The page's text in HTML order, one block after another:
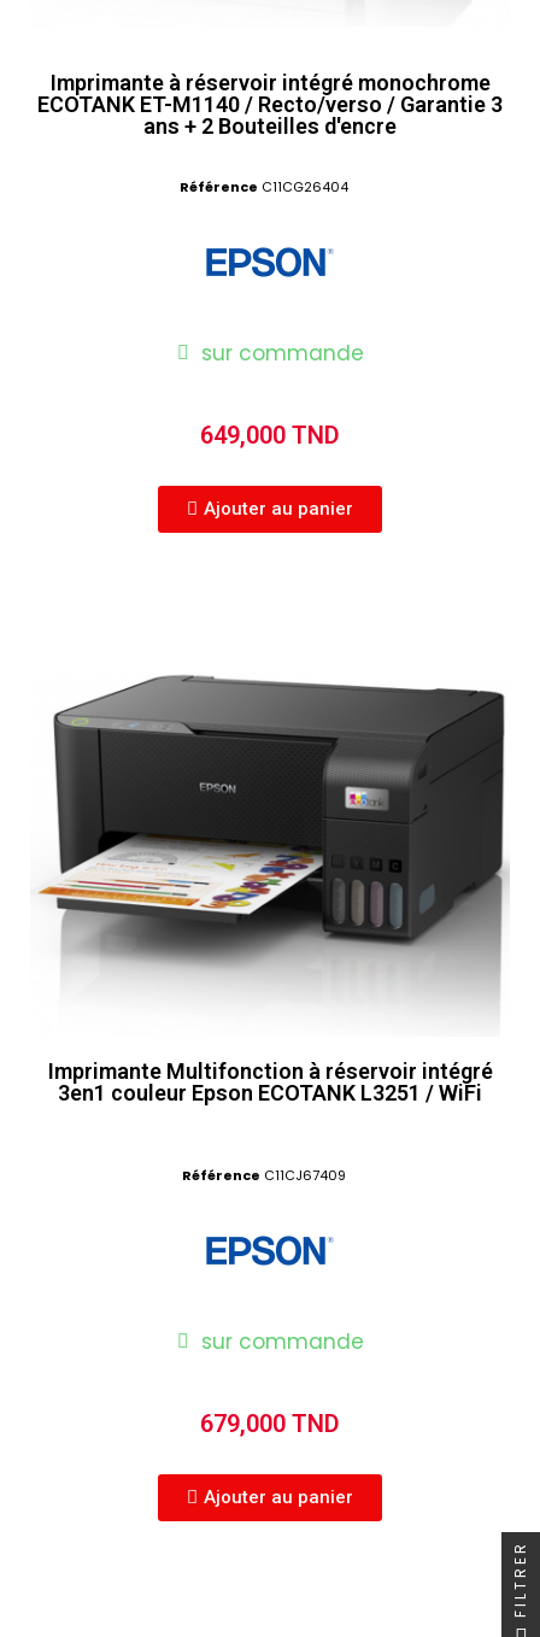
Imprimante à réservoir intégré monochrome
ECOTANK ET-M1140 / Recto/verso / Garantie 3
ans + 2 Bouteilles d'encre
Référence C11CG26404
sur commande
649,000 TND
Ajouter au panier
Imprimante Multifonction à réservoir intégré
3en1 couleur Epson ECOTANK L3251 / WiFi
Référence C11CJ67409
sur commande
679,000 TND
Ajouter au panier
FILTRER